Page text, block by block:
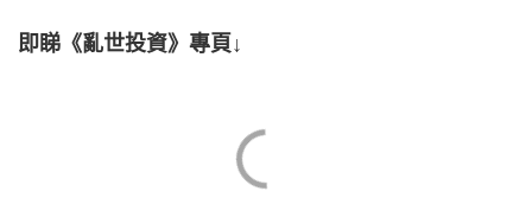
即睇《亂世投資》專頁↓